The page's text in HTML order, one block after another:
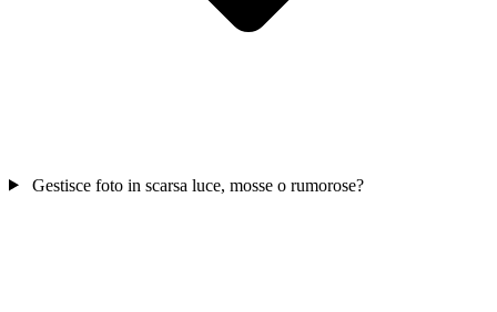
Gestisce foto in scarsa luce, mosse o rumorose?